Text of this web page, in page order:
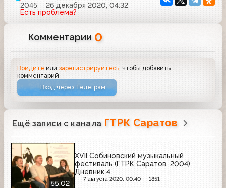
2045
26 декабря 2020, 04:32
Есть проблема?
Комментарии 0
Войдите илизарегистрируйтесь , чтобы добавить
комментарий
Вход через Телеграм
Ещё записи с канала ГТРК Саратов
55:02
XVII Собиновский музыкальный
фестиваль (ГТРК Саратов, 2004)
Дневник 4
7 августа 2020, 00:40 1851